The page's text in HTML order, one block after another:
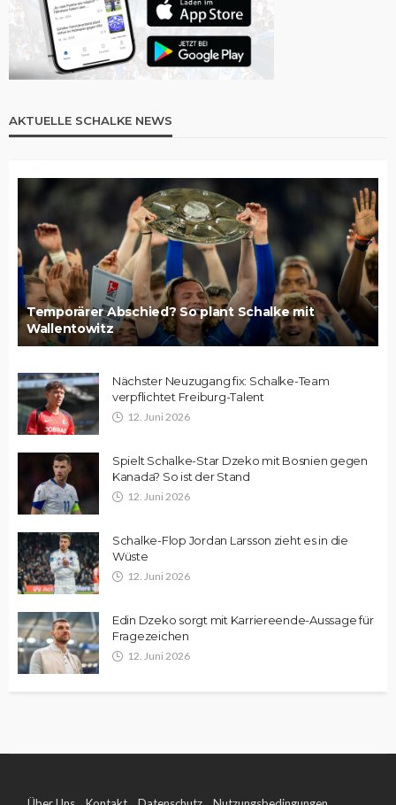
AKTUELLE SCHALKE NEWS
Temporärer Abschied? So plant Schalke mit
Wallentowitz
Nächster Neuzugang fix: Schalke-Team
verpflichtet Freiburg-Talent
12. Juni 2026
Spielt Schalke-Star Dzeko mit Bosnien gegen
Kanada? So ist der Stand
12. Juni 2026
Schalke-Flop Jordan Larsson zieht es in die
Wüste
12. Juni 2026
Edin Dzeko sorgt mit Karriereende-Aussage für
Fragezeichen
12. Juni 2026